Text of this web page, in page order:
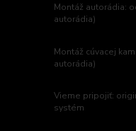
Montáž autorádia:
autorádia)
Montáž cúvacej
autorádia)
Vieme pripojiť:
systém